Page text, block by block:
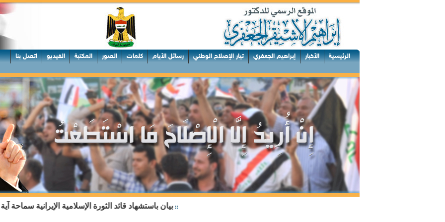
الرئيسية الأخبار إبراهيم الجعفري تيار الإصلاح الوطني رسائل الأيام كلمات الصور المكتبة الفيديو اتصل بنا
بيان باستشهاد قائد الثورة الإسلامية الإيرانية سماحة آية